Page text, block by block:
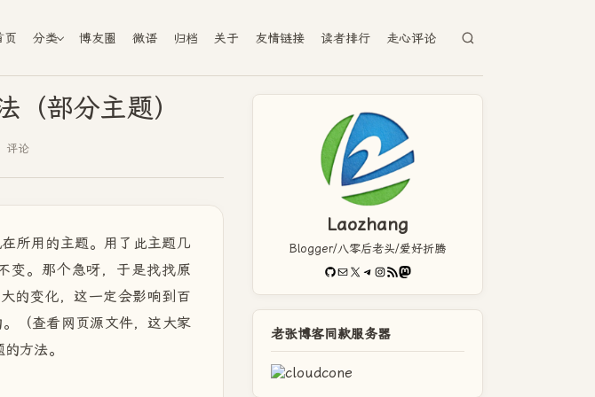
页 分类 博友圈 微语 归档 关于 友情链接 读者排行 走心评论
部分主题）
评论
用的主题。用了此主题几
变。那个急呀，于是找找原
的变化，这一定会影响到百
（查看网页源文件，这大家
方法。
Laozhang
Blogger/八零后老头/爱好折腾
GitHub
电子邮件X Telegram
Instagram
RSS FeedMastodon
老张博客同款服务器